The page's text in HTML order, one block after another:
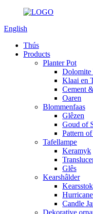
English
Thús
Products
Planter Pot
Dolomite
Klaai en
Cement
Oaren
Blommenfaas
Glêzen
Goud of
Pattern
Tafellampe
Keramyk
Glês
Kearshâlder
Kearsstok
Candle
Dekorative